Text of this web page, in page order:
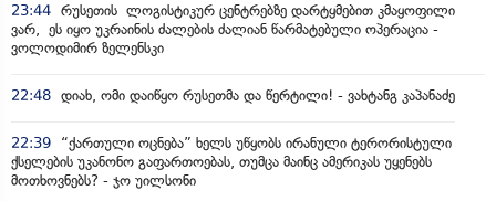
23:44 რუსეთის ლოგისტიკურ ცენტრებზე დარტყმებით კმაყოფილი
ვარ, ეს იყო უკრაინის ძალების ძალიან წარმატებული ოპერაცია -
ვოლოდიმირ ზელენსკი
22:48 დიახ, ომი დაიწყო რუსეთმა და წერტილი! - ვახტანგ კაპანაძე
22:39
“ქართული ოცნება” ხელს უწყობს ირანული ტერორისტული
ქსელების უკანონო გაფართოებას, თუმცა მაინც ამერიკას უყენებს
მოთხოვნებს? - ჯო უილსონი